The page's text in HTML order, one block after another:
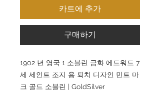
카트에 추가
구매하기
1902 년 영국 1 소블린 금화 에드워드 7
세 세인트 조지 용 퇴치 디자인 민트 마
크 골드 소블린 | GoldSilver